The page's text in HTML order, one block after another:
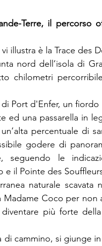
Terre, il percorso
illustra è la Trace des
nord dell’isola di
chilometri
Port d'Enfer, un
ed una passarella in
percentuale di
godere di
seguendo le
e il Pointe des
naturale scavata
Coco per non
più forte della
cammino, si giunge